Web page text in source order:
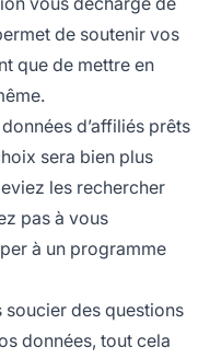
de soutenir vos
que de mettre en
d’affiliés prêts
sera bien plus
les rechercher
pas à vous
à un programme
soucier des questions
données, tout cela